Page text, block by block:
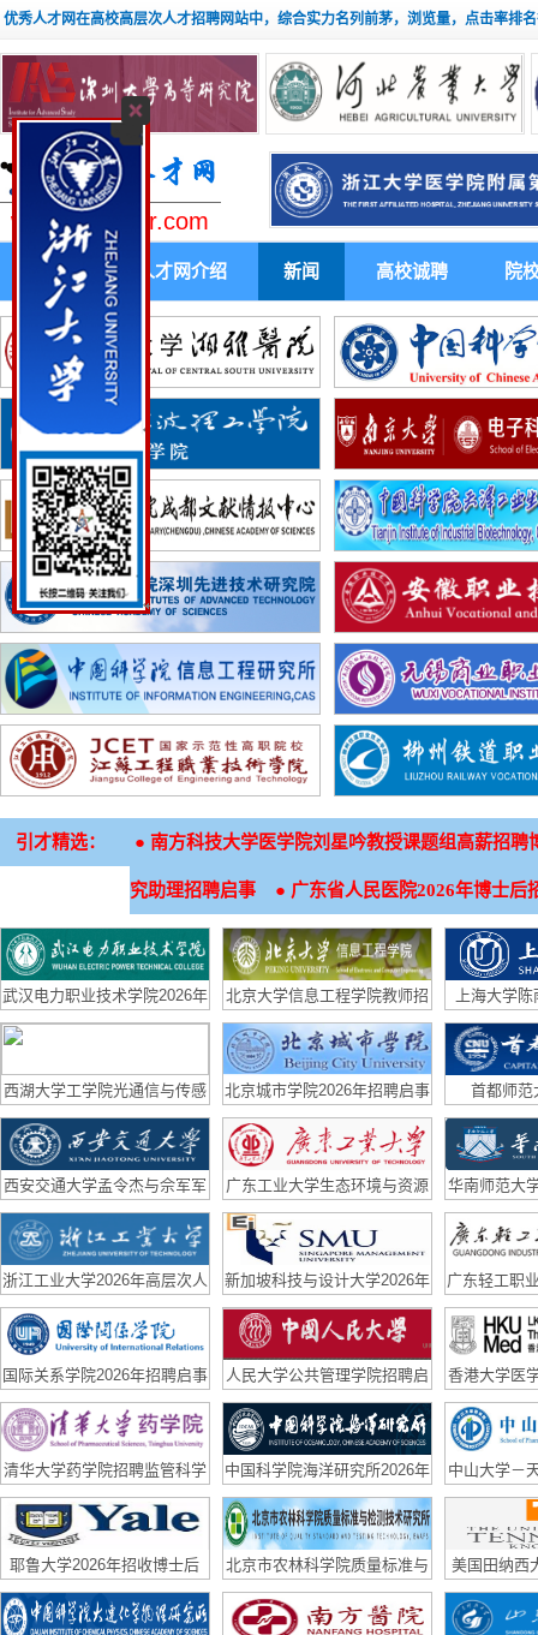
优秀人才网在高校高层次人才招聘网站中，综合实力名列前茅，浏览量，点击率排
www.youxiuhr.com
首 页 人才网介绍 新闻 高校诚聘 院
引才精选： ● 南方科技大学医学院刘星吟教授课题组高薪招聘
究助理招聘启事 ● 广东省人民医院2026年博士后
武汉电力职业技术学院2026年
招生章程
北京大学信息工程学院教师招
聘启事
上海大学
（生物材料
西湖大学工学院光通信与传感
实验室（副）研究员招聘启事
北京城市学院2026年招聘启事 首都师范
西安交通大学孟令杰与佘军军
团队联合招聘博后
广东工业大学生态环境与资源
学院国家优青课题组诚聘博士
后
华南师范大
队长期招聘
浙江工业大学2026年高层次人
才招聘公告
新加坡科技与设计大学2026年
招聘
广东轻工职
高层次、急
国际关系学院2026年招聘启事
人民大学公共管理学院招聘启
事
香港大学医
队招
清华大学药学院招聘监管科学
方向科研助理、青年学者公告
中国科学院海洋研究所2026年
博士后招聘公告
中山大学－
聘博士后
耶鲁大学2026年招收博士后
北京市农林科学院质量标准与
检测技术研究所招聘合同制科
研助理/联培学生
美国田纳西
招2D